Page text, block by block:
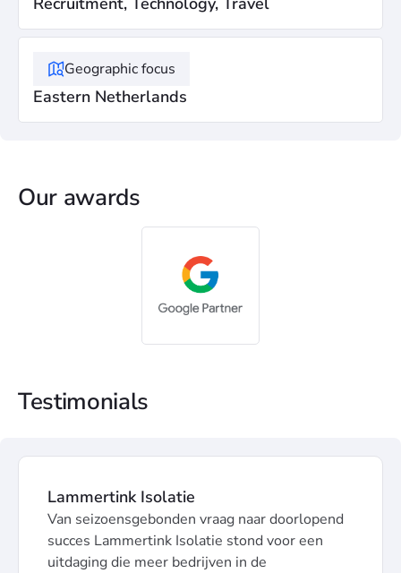
Geographic focus
Eastern Netherlands
Our awards
Testimonials
Lammertink Isolatie
Van seizoensgebonden vraag naar doorlopend
succes Lammertink Isolatie stond voor een
uitdaging die meer bedrijven in de